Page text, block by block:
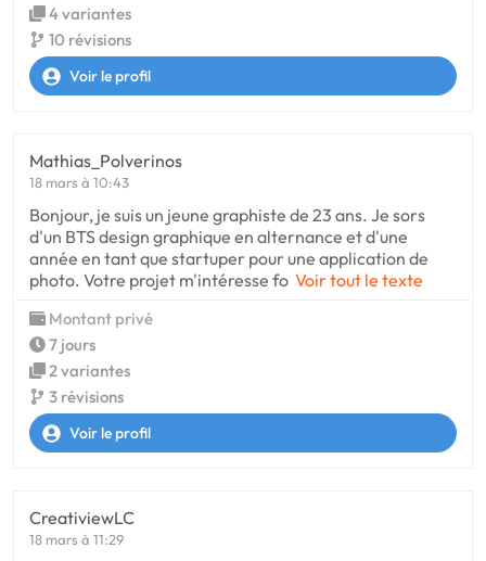
4 variantes
10 révisions
Voir le profil
Mathias_Polverinos
18 mars à 10:43
Bonjour, je suis un jeune graphiste de 23 ans. Je sors
d'un BTS design graphique en alternance et d'une
année en tant que startuper pour une application de
photo. Votre projet m'intéresse fo Voir tout le texte
Montant privé
7 jours
2 variantes
3 révisions
Voir le profil
CreativiewLC
18 mars à 11:29